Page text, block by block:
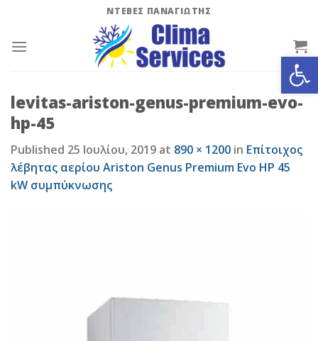
content
ΝΤΕΒΕΣ ΠΑΝΑΓΙΩΤΗΣ
levitas-ariston-genus-premium-evo-
hp-45
Published 25 Ιουλίου, 2019 at 890 × 1200 in Επίτοιχος
λέβητας αερίου Ariston Genus Premium Evo HP 45
kW συμπύκνωσης